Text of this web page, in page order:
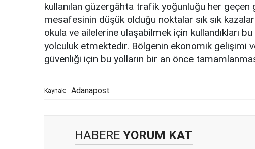
kullanılan güzergâhta trafik yoğunluğu her
mesafesinin düşük olduğu noktalar sık sık
okula ve ailelerine ulaşabilmek için kullandıkları
yolculuk etmektedir. Bölgenin ekonomik gelişimi
güvenliği için bu yolların bir an önce
Kaynak: Adanapost
HABERE YORUM KAT